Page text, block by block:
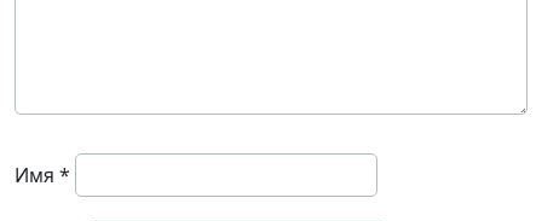
Имя *